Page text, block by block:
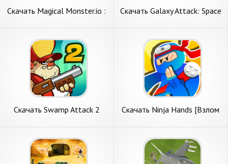
Скачать Magical Monster.io :
Андроид
Скачать Galaxy Attack: Space
Скачать Swamp Attack 2
Скачать Ninja Hands [Взлом